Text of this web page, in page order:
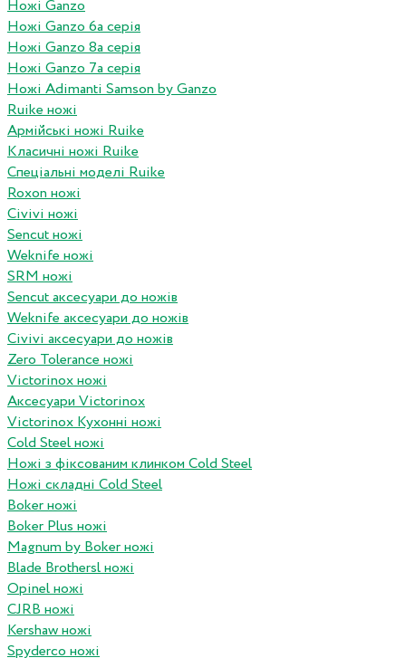
Ножі Ganzo
Ножі Ganzo 6а серія
Ножі Ganzo 8а серія
Ножі Ganzo 7а серія
Ножі Adimanti Samson by Ganzo
Ruike ножі
Армійські ножі Ruike
Класичні ножі Ruike
Спеціальні моделі Ruike
Roxon ножi
Civivi ножі
Sencut ножі
Weknife ножі
SRM ножі
Sencut аксесуари до ножів
Weknife аксесуари до ножів
Civivi аксесуари до ножів
Zero Tolerance ножі
Victorinox ножі
Аксесуари Victorinox
Victorinox Кухонні ножі
Cold Steel ножі
Ножі з фіксованим клинком Cold Steel
Ножі складні Cold Steel
Boker ножі
Boker Plus ножі
Magnum by Boker ножі
Blade Brothersl ножі
Opinel ножі
CJRB ножі
Kershaw ножі
Spyderco ножі